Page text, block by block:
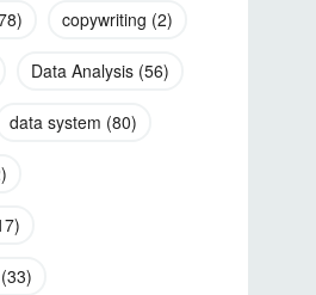
copywriting (2)
Data Analysis (56)
data system (80)
(33)